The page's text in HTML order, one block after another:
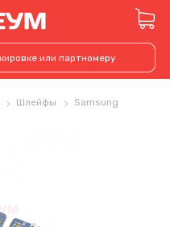
Шлейфы Samsung